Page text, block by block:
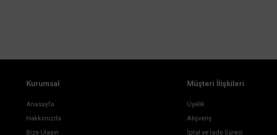
Kurumsal
Anasayfa
Hakkımızda
Bize Ulaşın
Müşteri İlişkileri
Üyelik
Alışveriş
İptal ve İade Süreci